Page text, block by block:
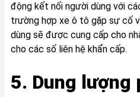
động kết nối người dùng với
trường hợp xe ô tô gặp sự cố
dùng sẽ được cung cấp cho
cho các số liên hệ khẩn cấp.
5. Dung lượng